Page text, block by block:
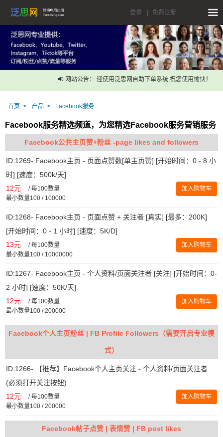
登录 免费注册
网站公告： 迎使用泛思网自助下单系统,祝您使用愉快！
首页 产品 Facebook服务
Facebook服务精选频道，为您精选Facebook服务营销服务
Facebook公共主页赞+粉丝 -page likes and followers
ID:1269- Facebook主页 - 页面点赞数[单主页赞] [开始时间：0 - 8 小
时] [速度：500k/天]
12元 /每100数量
最小数量100 / 100000
加入购物车
ID:1268- Facebook主页 - 页面点赞 + 关注者 [真实] [最多：200K]
[开始时间：0 - 1 小时] [速度：5K/D]
13元 /每100数量
最小数量100 / 10000000
加入购物车
ID:1267- Facebook主页 - 个人资料/页面关注者 [关注] [开始时间：0-
2 小时] [速度：50K/天]
12元 /每100数量
最小数量100 / 200000
加入购物车
Facebook个人主页粉丝 | FB Profile Followers（需要开启专业模
式）
ID:1266- 【推荐】Facebook个人主页关注 - 个人资料/页面关注者
(必须打开关注按钮)
12元 /每100数量
最小数量100 / 200000
加入购物车
Facebook帖子点赞 | 表情赞 | FB post likes